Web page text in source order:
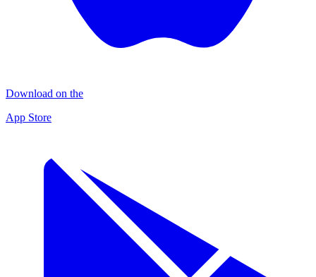
Download on the
App Store